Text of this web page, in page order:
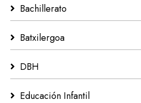
Bachillerato
Batxilergoa
DBH
Educación Infantil